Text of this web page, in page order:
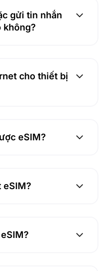
gửi tin nhắn
không?
cho thiết bị
eSIM?
eSIM?